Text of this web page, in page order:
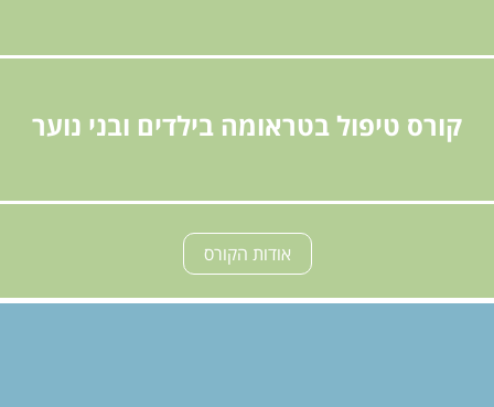
קורס טיפול בטראומה בילדים ובני נוער
אודות הקורס